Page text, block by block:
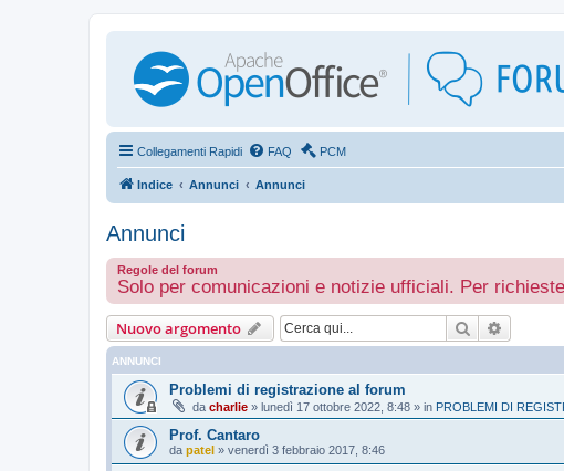
Collegamenti Rapidi FAQ PCM
Indice Annunci Annunci
Annunci
Regole del forum
Solo per comunicazioni e notizie ufficiali. Per
Nuovo argomento Cerca
ANNUNCI
Problemi di registrazione al forum
da charlie » lunedì 17 ottobre 2022, 8:48 » in PROBLEMI DI
Prof. Cantaro
da patel » venerdì 3 febbraio 2017, 8:46